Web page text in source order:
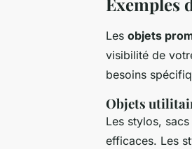
Les objets
visibilité de
besoins
Objets
Les stylos,
efficaces. Les